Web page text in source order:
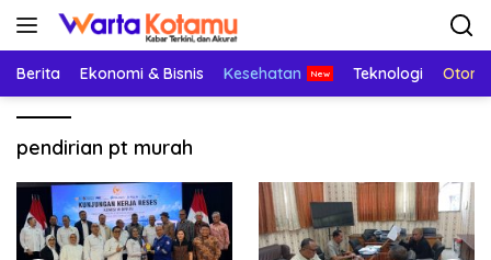
Langsung
Berita Ekonomi & Bisnis Kesehatan Teknologi
pendirian pt murah